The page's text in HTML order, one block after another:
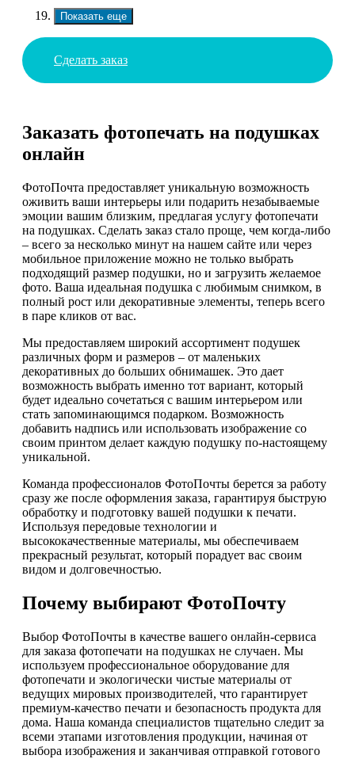
Показать еще
Сделать заказ
Заказать фотопечать на подушках
онлайн
ФотоПочта предоставляет уникальную возможность
оживить ваши интерьеры или подарить незабываемые
эмоции вашим близким, предлагая услугу фотопечати
на подушках. Сделать заказ стало проще, чем когда-либо
– всего за несколько минут на нашем сайте или через
мобильное приложение можно не только выбрать
подходящий размер подушки, но и загрузить желаемое
фото. Ваша идеальная подушка с любимым снимком, в
полный рост или декоративные элементы, теперь всего
в паре кликов от вас.
Мы предоставляем широкий ассортимент подушек
различных форм и размеров – от маленьких
декоративных до больших обнимашек. Это дает
возможность выбрать именно тот вариант, который
будет идеально сочетаться с вашим интерьером или
стать запоминающимся подарком. Возможность
добавить надпись или использовать изображение со
своим принтом делает каждую подушку по-настоящему
уникальной.
Команда профессионалов ФотоПочты берется за работу
сразу же после оформления заказа, гарантируя быструю
обработку и подготовку вашей подушки к печати.
Используя передовые технологии и
высококачественные материалы, мы обеспечиваем
прекрасный результат, который порадует вас своим
видом и долговечностью.
Почему выбирают ФотоПочту
Выбор ФотоПочты в качестве вашего онлайн-сервиса
для заказа фотопечати на подушках не случаен. Мы
используем профессиональное оборудование для
фотопечати и экологически чистые материалы от
ведущих мировых производителей, что гарантирует
премиум-качество печати и безопасность продукта для
дома. Наша команда специалистов тщательно следит за
всеми этапами изготовления продукции, начиная от
выбора изображения и заканчивая отправкой готового